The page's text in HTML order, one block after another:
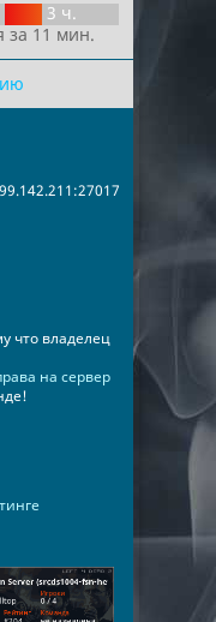
3 ч.
за 11 мин.
что владелец
на сервер